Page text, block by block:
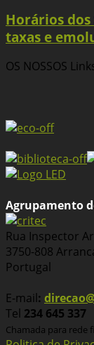
Horários dos
taxas e
OS NOSSOS
Agrupamento
Rua Inspector
3750-808
Portugal
E-mail:
Tel 234 645 337
Chamada para rede